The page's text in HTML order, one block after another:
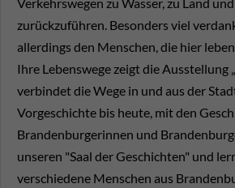
Verkehrswegen zu Wasser, zu Land
zurückzuführen. Besonders viel
allerdings den Menschen, die hier
Ihre Lebenswege zeigt die Ausstellung
verbindet die Wege in und aus der
Vorgeschichte bis heute, mit den
Brandenburgerinnen und
unseren "Saal der Geschichten" und
verschiedene Menschen aus